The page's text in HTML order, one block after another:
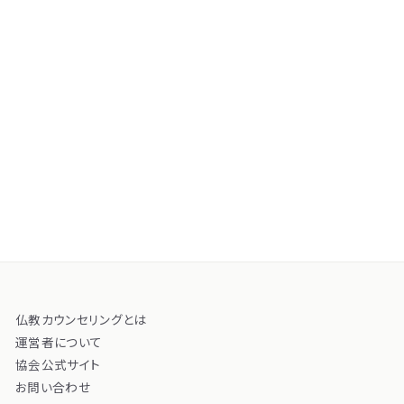
仏教カウンセリングとは
運営者について
協会公式サイト
お問い合わせ